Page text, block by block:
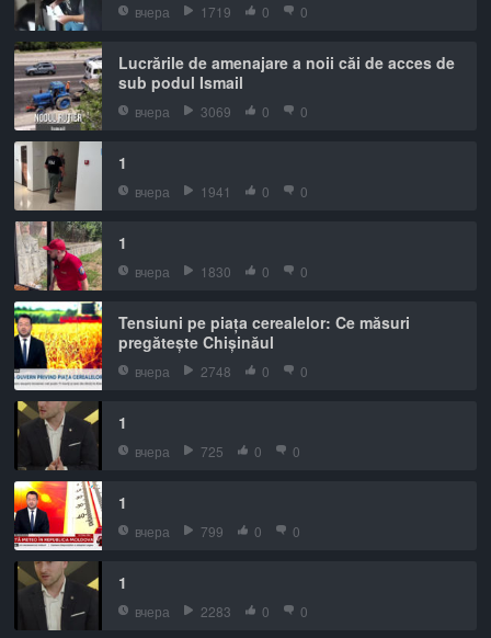
вчера 1719 0 0
Lucrările de amenajare a noii căi de acces de
sub podul Ismail
вчера 3069 0 0
1
вчера 1941 0 0
1
вчера 1830 0 0
Tensiuni pe piața cerealelor: Ce măsuri
pregătește Chișinăul
вчера 2748 0 0
1
вчера 725 0 0
1
вчера 799 0 0
1
вчера 2283 0 0